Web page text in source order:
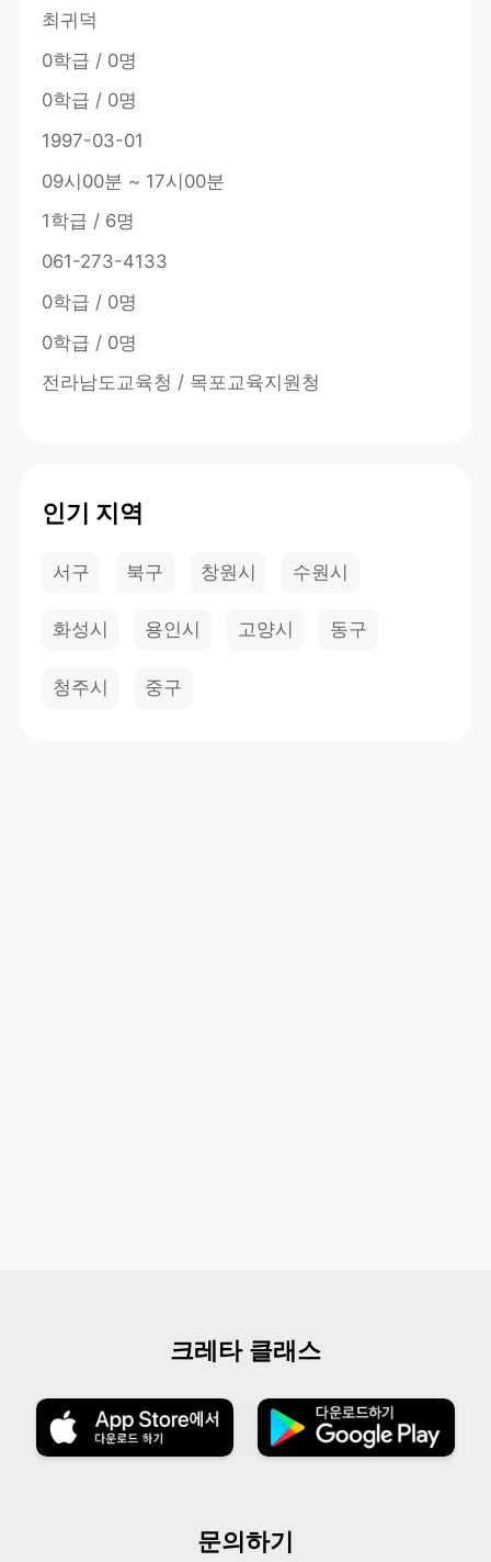
최귀덕
0학급 / 0명
0학급 / 0명
1997-03-01
09시00분 ~ 17시00분
1학급 / 6명
061-273-4133
0학급 / 0명
0학급 / 0명
전라남도교육청 / 목포교육지원청
인기 지역
서구 북구 창원시 수원시
화성시 용인시 고양시 동구
청주시 중구
크레타 클래스
문의하기